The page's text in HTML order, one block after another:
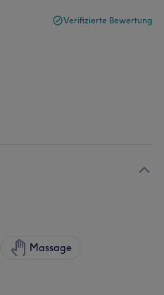
Verifizierte Bewertung
Massage